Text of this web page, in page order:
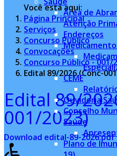
Àrea de
Atenção
Endereços
CEME
Ouvidoria
Conselho
Saúde
Plano de
Você está aqui:
Página Principal
Serviços
Concurso Público
Convocações
Concurso Público - 001/
Edital 89/2026 (Conc-
Edital 89/
001/2023)
Download edital-89-2026.pdf